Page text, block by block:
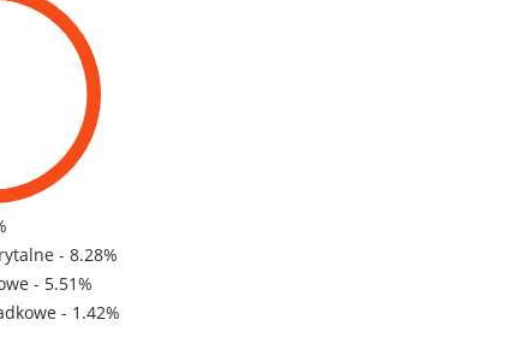
- 8.28%
- 5.51%
- 1.42%